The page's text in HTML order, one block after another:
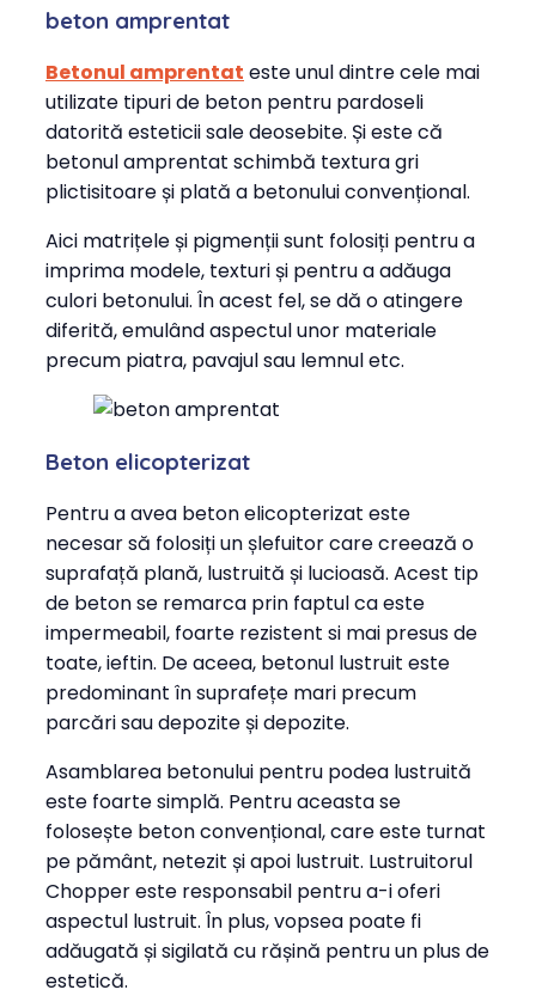
beton amprentat
Betonul amprentat este unul dintre cele mai
utilizate tipuri de beton pentru pardoseli
datorită esteticii sale deosebite. Și este că
betonul amprentat schimbă textura gri
plictisitoare și plată a betonului convențional.
Aici matrițele și pigmenții sunt folosiți pentru a
imprima modele, texturi și pentru a adăuga
culori betonului. În acest fel, se dă o atingere
diferită, emulând aspectul unor materiale
precum piatra, pavajul sau lemnul etc.
Beton elicopterizat
Pentru a avea beton elicopterizat este
necesar să folosiți un șlefuitor care creează o
suprafață plană, lustruită și lucioasă. Acest tip
de beton se remarca prin faptul ca este
impermeabil, foarte rezistent si mai presus de
toate, ieftin. De aceea, betonul lustruit este
predominant în suprafețe mari precum
parcări sau depozite și depozite.
Asamblarea betonului pentru podea lustruită
este foarte simplă. Pentru aceasta se
folosește beton convențional, care este turnat
pe pământ, netezit și apoi lustruit. Lustruitorul
Chopper este responsabil pentru a-i oferi
aspectul lustruit. În plus, vopsea poate fi
adăugată și sigilată cu rășină pentru un plus de
estetică.